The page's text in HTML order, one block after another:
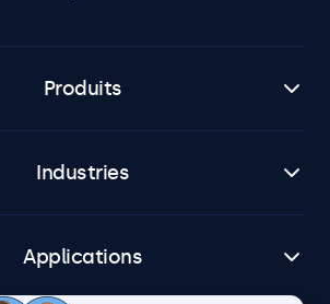
USB intégré
Produits
Industries
Applications